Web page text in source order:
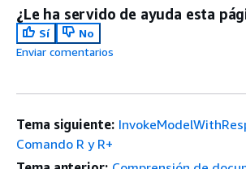
¿Le ha servido de ayuda esta
Sí
No
Enviar comentarios
Tema siguiente:
Comando R y R+